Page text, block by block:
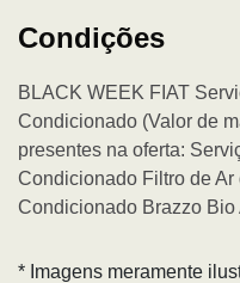
Condições
BLACK WEEK FIAT
Condicionado (Valor de
presentes na oferta:
Condicionado Filtro de
Condicionado Brazzo Bio
* Imagens meramente